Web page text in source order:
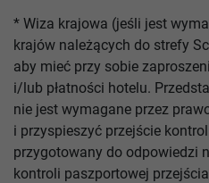
* Wiza krajowa (jeśli jest
krajów należących do strefy
aby mieć przy sobie
i/lub płatności hotelu.
nie jest wymagane przez
i przyspieszyć przejście
przygotowany do odpowiedzi
kontroli paszportowej